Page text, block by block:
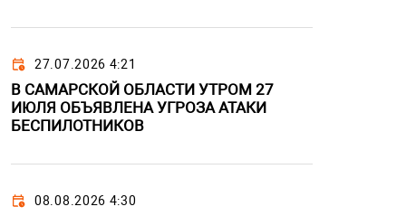
27.07.2026 4:21
В САМАРСКОЙ ОБЛАСТИ УТРОМ 27
ИЮЛЯ ОБЪЯВЛЕНА УГРОЗА АТАКИ
БЕСПИЛОТНИКОВ
08.08.2026 4:30